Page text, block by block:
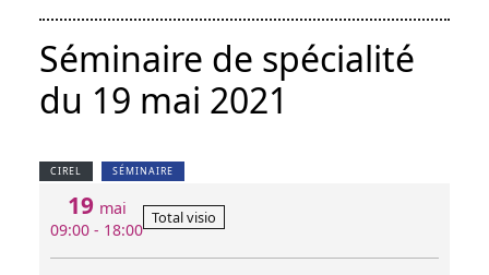
Séminaire de spécialité
du 19 mai 2021
CIREL SÉMINAIRE
19 mai
09:00 - 18:00
Total visio